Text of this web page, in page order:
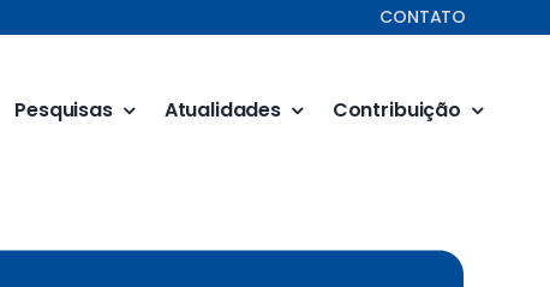
CONTATO
Pesquisas Atualidades Contribuição